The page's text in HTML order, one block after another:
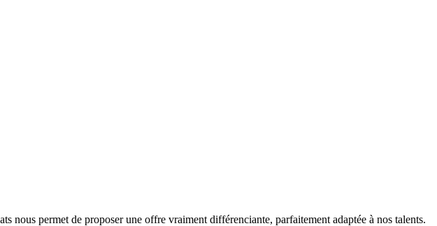
nous permet de proposer une offre vraiment différenciante, parfaitement adaptée à nos talents.